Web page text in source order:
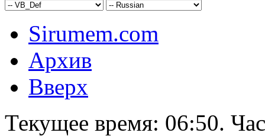
Sirumem.com
Архив
Вверх
Текущее время: 06:50.